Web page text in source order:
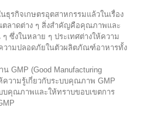
รกิจเกษตรอุตสาหกรรมแล้วในเรื่อง
ตลาดต่าง ๆ สิ่งสำคัญคือคุณภาพและ
งในหลาย ๆ ประเทศต่างให้ความ
ามปลอดภัยในตัวผลิตภัณฑ์อาหารทั้ง
GMP (Good Manufacturing
ความรู้เกี่ยวกับระบบคุณภาพ GMP
คุณภาพและให้ทราบขอบเขตการ